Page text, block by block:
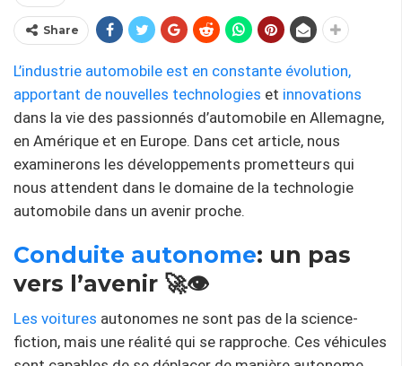
Share
L’industrie automobile est en constante évolution,
apportant de nouvelles technologies et innovations
dans la vie des passionnés d’automobile en Allemagne,
en Amérique et en Europe. Dans cet article, nous
examinerons les développements prometteurs qui
nous attendent dans le domaine de la technologie
automobile dans un avenir proche.
Conduite autonome: un pas
vers l’avenir 🚀👁️
Les voitures autonomes ne sont pas de la science-
fiction, mais une réalité qui se rapproche. Ces véhicules